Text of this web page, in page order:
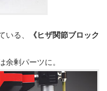
いる、
《ヒザ関節ブロック
余剰パーツに。